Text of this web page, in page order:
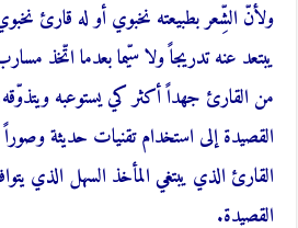
ولأنّ الشِّعر بطبيعته نخبوي أو له قارئ
يبتعد عنه تدريجاً ولا سيّما بعدما اتّخذ
من القارئ جهداً أكثر كي يستوعبه
القصيدة إلى استخدام تقنيات حديثة
القارئ الذي يبتغي المأخذ السهل الذي
القصيدة.